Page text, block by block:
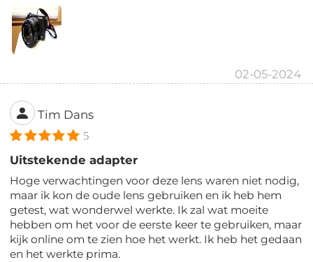
02-05-2024
Tim Dans
5
Uitstekende adapter
Hoge verwachtingen voor deze lens waren niet nodig,
maar ik kon de oude lens gebruiken en ik heb hem
getest, wat wonderwel werkte. Ik zal wat moeite
hebben om het voor de eerste keer te gebruiken, maar
kijk online om te zien hoe het werkt. Ik heb het gedaan
en het werkte prima.